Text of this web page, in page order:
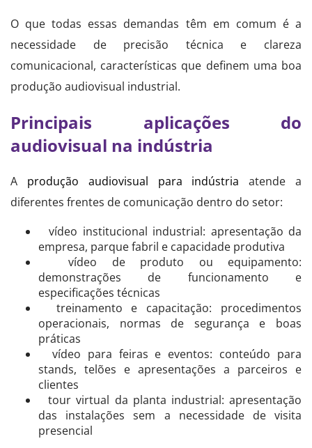
O que todas essas demandas têm em comum é a
necessidade de precisão técnica e clareza
comunicacional, características que definem uma boa
produção audiovisual industrial.
Principais aplicações do
audiovisual na indústria
A produção audiovisual para indústria atende a
diferentes frentes de comunicação dentro do setor:
vídeo institucional industrial: apresentação da
empresa, parque fabril e capacidade produtiva
vídeo de produto ou equipamento:
demonstrações de funcionamento e
especificações técnicas
treinamento e capacitação: procedimentos
operacionais, normas de segurança e boas
práticas
vídeo para feiras e eventos: conteúdo para
stands, telões e apresentações a parceiros e
clientes
tour virtual da planta industrial: apresentação
das instalações sem a necessidade de visita
presencial